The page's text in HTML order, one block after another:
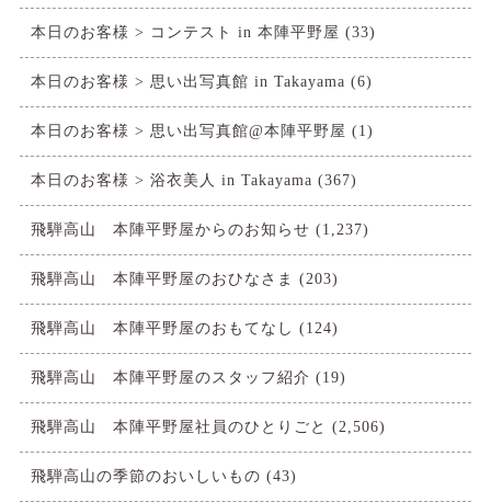
本日のお客様 > コンテスト in 本陣平野屋 (33)
本日のお客様 > 思い出写真館 in Takayama (6)
本日のお客様 > 思い出写真館@本陣平野屋 (1)
本日のお客様 > 浴衣美人 in Takayama (367)
飛騨高山 本陣平野屋からのお知らせ (1,237)
飛騨高山 本陣平野屋のおひなさま (203)
飛騨高山 本陣平野屋のおもてなし (124)
飛騨高山 本陣平野屋のスタッフ紹介 (19)
飛騨高山 本陣平野屋社員のひとりごと (2,506)
飛騨高山の季節のおいしいもの (43)